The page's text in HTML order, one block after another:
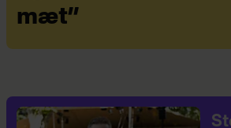
mæt”